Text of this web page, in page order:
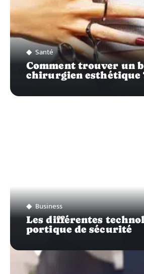
Santé
Comment trouver un
chirurgien esthétique
Business
Les différentes
portique de sécurité